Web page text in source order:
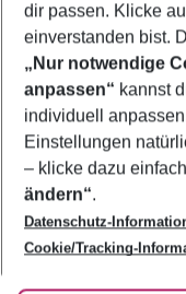
Footer
Footer navigation
Über uns
AGB
Bestpreisgarantie
Cookie-Einstellungen
Cookie-Richtlinie
Agenturbetreuung
Barrierefreies Reisen
Folge uns
dir passen. Klicke
einverstanden bist.
„Nur notwendige
anpassen“ kannst
individuell
Einstellungen
– klicke dazu
ändern“.
Datenschutz-
Cookie/Tracking-